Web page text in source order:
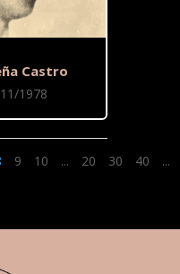
Castro
1978
9 10 ... 20 30 40 ...